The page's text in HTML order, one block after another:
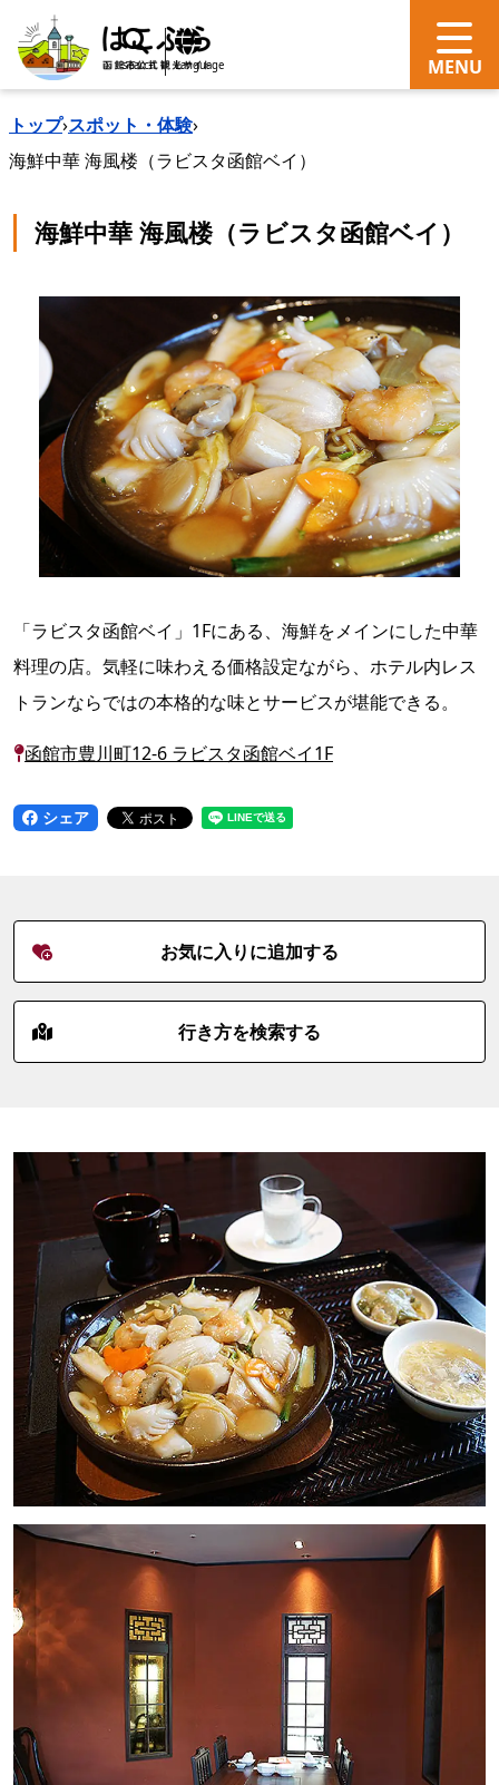
search Language
トップ›スポット・体験›
海鮮中華 海風楼（ラビスタ函館ベイ）
海鮮中華 海風楼（ラビスタ函館ベイ）
「ラビスタ函館ベイ」1Fにある、海鮮をメインにした中華
料理の店。気軽に味わえる価格設定ながら、ホテル内レス
トランならではの本格的な味とサービスが堪能できる。
函館市豊川町12-6 ラビスタ函館ベイ1F
シェア
お気に入りに追加する
行き方を検索する